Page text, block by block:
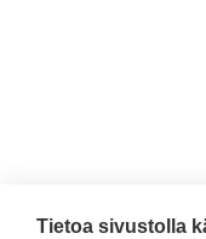
Tietoa sivustolla